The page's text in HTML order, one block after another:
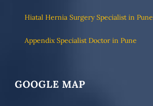
Hiatal Hernia Surgery Specialist in Pune
Appendix Specialist Doctor in Pune
GOOGLE MAP